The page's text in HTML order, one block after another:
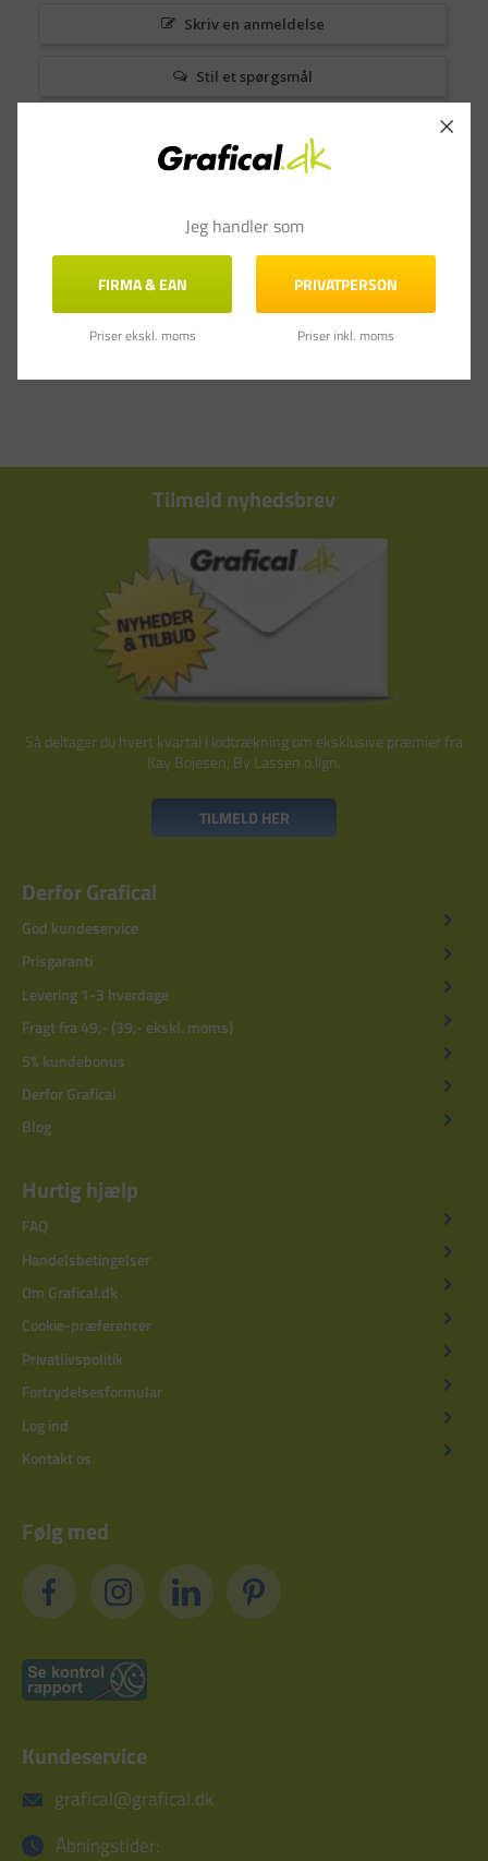
Skriv en anmeldelse
Stil et spørgsmål
Tilmeld nyhedsbrev
Så deltager du hvert kvartal i lodtrækning om eksklusive præmier fra
Kay Bojesen, By Lassen o.lign.
TILMELD HER
Derfor Grafical
God kundeservice
Prisgaranti
Levering 1-3 hverdage
Fragt fra 49,- (39,- ekskl. moms)
5% kundebonus
Derfor Grafical
Blog
Hurtig hjælp
FAQ
Handelsbetingelser
Om Grafical.dk
Cookie-præferencer
Privatlivspolitik
Fortrydelsesformular
Log ind
Kontakt os
Følg med
Kundeservice
grafical@grafical.dk
Åbningstider:
Jeg handler som
FIRMA & EAN
Priser ekskl. moms
PRIVATPERSON
Priser inkl. moms